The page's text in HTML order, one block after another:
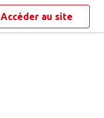
Accéder au site